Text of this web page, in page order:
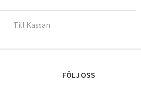
Till Kassan
FÖLJ OSS